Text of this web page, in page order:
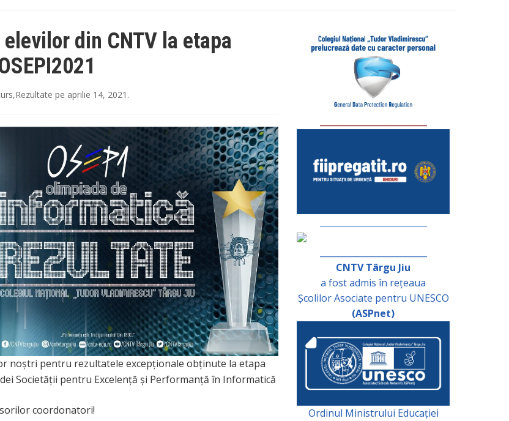
din CNTV la etapa
,Rezultate pe aprilie 14, 2021 .
noștri pentru rezultatele excepționale obținute la etapa
Societății pentru Excelență și Performanță în Informatică
coordonatori!
CNTV Târgu Jiu
a fost admis în rețeaua
Școlilor Asociate pentru UNESCO
(ASPnet)
Ordinul Ministrului Educației